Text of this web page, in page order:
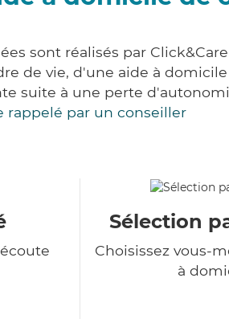
sont réalisés par
de vie, d'une aide à
suite à une perte
rappelé par un conseiller
Sélection
Choisissez vous-
à